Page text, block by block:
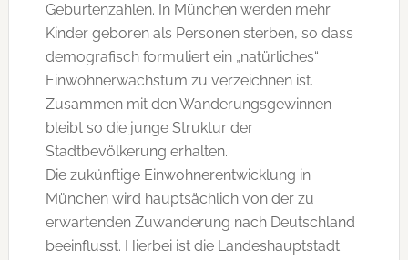
Geburtenzahlen. In München werden mehr
Kinder geboren als Personen sterben, so dass
demografisch formuliert ein „natürliches“
Einwohnerwachstum zu verzeichnen ist.
Zusammen mit den Wanderungsgewinnen
bleibt so die junge Struktur der
Stadtbevölkerung erhalten.
Die zukünftige Einwohnerentwicklung in
München wird hauptsächlich von der zu
erwartenden Zuwanderung nach Deutschland
beeinflusst. Hierbei ist die Landeshauptstadt